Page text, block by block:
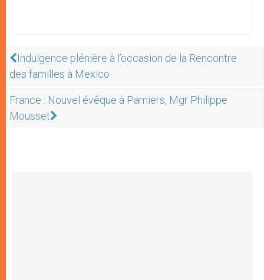
Indulgence plénière à l’occasion de la Rencontre
des familles à Mexico
France : Nouvel évêque à Pamiers, Mgr Philippe
Mousset